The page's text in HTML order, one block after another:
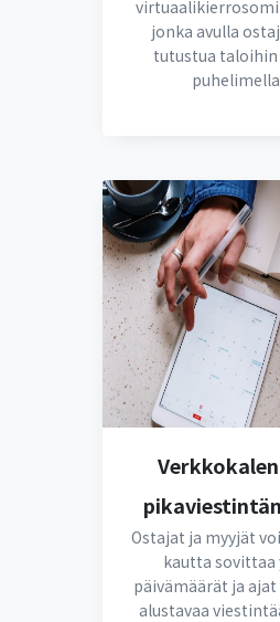
jonka avulla
tutustua taloihin
Ostajat ja myyjät
kautta sovittaa
päivämäärät ja ajat
alustavaa